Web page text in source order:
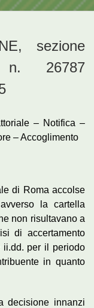
sezione
n. 26787
– Notifica –
– Accoglimento
di Roma accolse
la cartella
non risultavano a
di accertamento
ii.dd. per il periodo
in quanto
decisione innanzi